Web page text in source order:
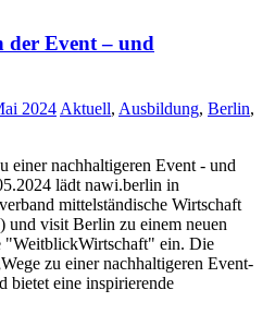
der Event – und
2024 Aktuell, Ausbildung, Berlin,
einer nachhaltigeren Event - und
lädt nawi.berlin in
mittelständische Wirtschaft
visit Berlin zu einem neuen
"WeitblickWirtschaft" ein. Die
zu einer nachhaltigeren Event-
bietet eine inspirierende